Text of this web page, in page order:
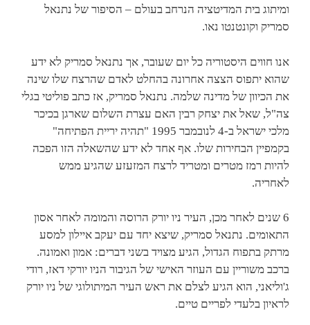
ומיתוג בית המדיטציה הנרחב בעולם – הסיפור של נתנאל
סמריק וקונטנטו נאו.
אנו חווים היסטוריה כל יום שעובר, אך נתנאל סמריק לא ידע
שהוא יתפוס הצצה אחרונה בהחלט לאדם שהרצח שלו שינה
את הכיוון של מדינה שלמה. נתנאל סמריק, אז כתב פוליטי בגלי
צה"ל, שאל את יצחק רבין האם עצרת השלום שארגן בכיכר
מלכי ישראל ב-4 לנובמבר 1995 "תהיה יריית הפתיחה"
בקמפיין הבחירות שלו. אף אחד לא ידע שהשאלה הזו הפכה
להיות רמז מטרים ומטריד לרצח המזעזע שהגיע ממש
לאחריה.
6 שנים לאחר מכן, העיר ניו יורק הרוסה והמומה לאחר אסון
התאומים. נתנאל סמריק, שיצא יחד עם יעקב איילון למסע
מרתק בתפוח הגדול, הגיע מצויד בשני דברים: אמון ואמונה.
ברכב משוריין עם העוזר האישי של הגיבור הניו יורקי דאז, רודי
ג'וליאני, הוא הגיע לצלם את ראש העיר המיתולוגי של ניו יורק
לראיון בלעדי לפריים טיים.